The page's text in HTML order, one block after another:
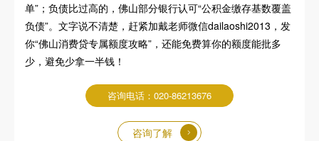
单”；负债比过高的，佛山部分银行认可“公积金缴存基数覆盖
负债”。文字说不清楚，赶紧加戴老师微信dailaoshi2013，发
你“佛山消费贷专属额度攻略”，还能免费算你的额度能批多
少，避免少拿一半钱！
咨询电话：020-86213676
咨询了解